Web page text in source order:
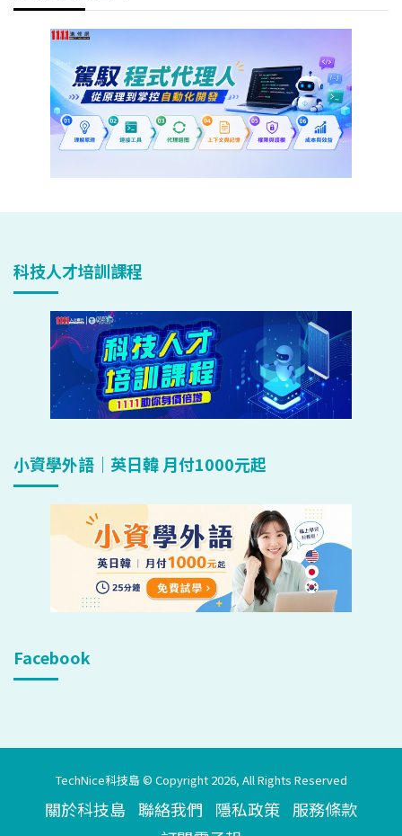
科技人才培訓課程
小資學外語｜英日韓 月付1000元起
Facebook
TechNice科技島 © Copyright 2026, All Rights Reserved
關於科技島 聯絡我們 隱私政策 服務條款